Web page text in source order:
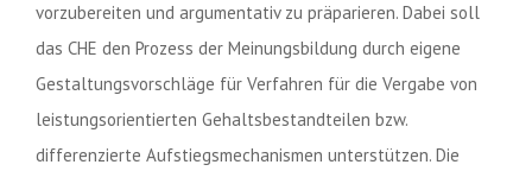
vorzubereiten und argumentativ zu präparieren. Dabei soll
das CHE den Prozess der Meinungsbildung durch eigene
Gestaltungsvorschläge für Verfahren für die Vergabe von
leistungsorientierten Gehaltsbestandteilen bzw.
differenzierte Aufstiegsmechanismen unterstützen. Die